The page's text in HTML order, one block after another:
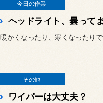
今日の作業
ヘッドライト、曇って
暖かくなったり、寒くなったり
その他
ワイパーは大丈夫？